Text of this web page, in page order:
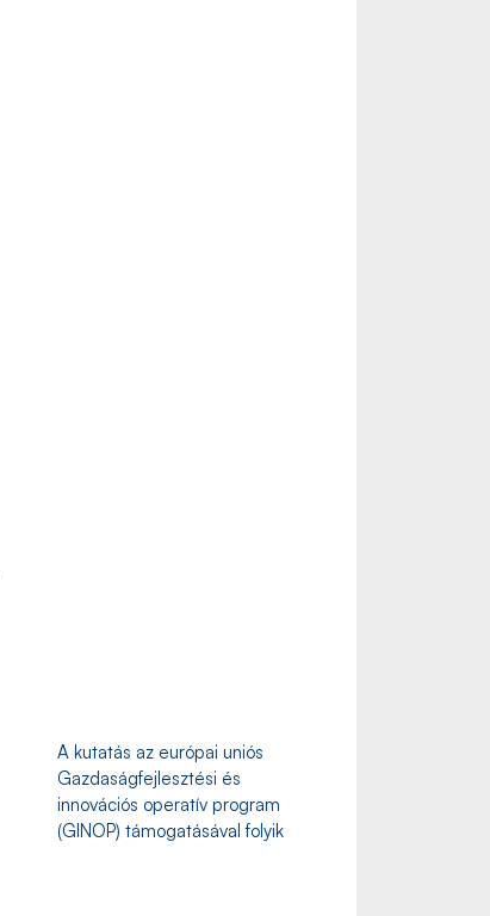
A kutatás az európai uniós
Gazdaságfejlesztési és
innovációs operatív program
(GINOP) támogatásával folyik